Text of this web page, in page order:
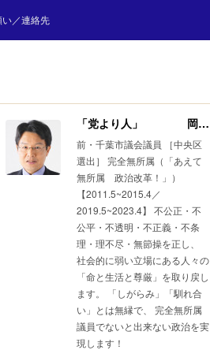
い／連絡先
「党より人」 岡田 しん
前・千葉市議会議員 ［中央区
選出］ 完全無所属（「あえて
無所属 政治改革！」）
【2011.5~2015.4／
2019.5~2023.4】 不公正・不
公平・不透明・不正義・不条
理・理不尽・無節操を正し、
社会的に弱い立場にある人々の
「命と生活と尊厳」を取り戻し
ます。 「しがらみ」「馴れ合
い」とは無縁で、 完全無所属
議員でないと出来ない政治を実
現します！